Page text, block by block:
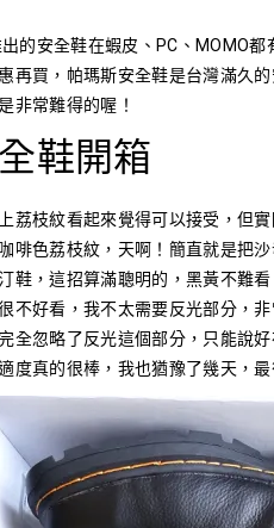
安全鞋在蝦皮、PC、MOMO都
再買，帕瑪斯安全鞋是台灣滿久
非常難得的喔！
鞋開箱
枝紋看起來覺得可以接受，但實
啡色荔枝紋，天啊！簡直就是把
鞋，這招算滿聰明的，黑黃不難
不好看，我不太需要反光部分，
全忽略了反光這個部分，只能說
度真的很棒，我也猶豫了幾天，